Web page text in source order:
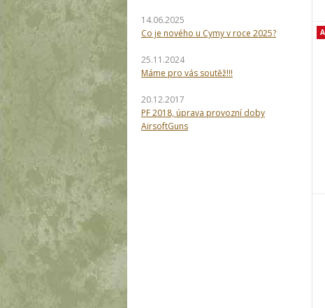
14.06.2025
Co je nového u Cymy v roce 2025?
25.11.2024
Máme pro vás soutěž!!!
20.12.2017
PF 2018, úprava provozní doby
AirsoftGuns